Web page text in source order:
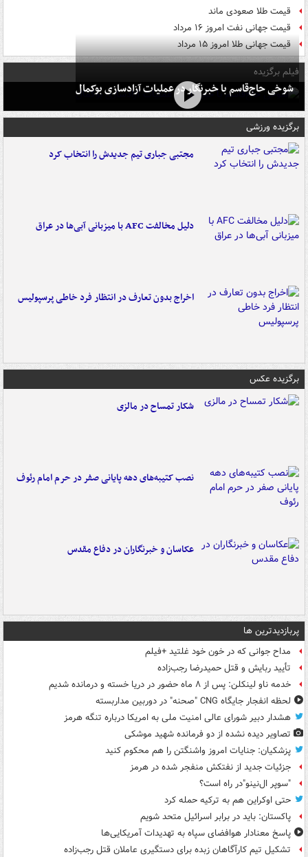
قیمت طلا صعودی ماند
قیمت جهانی نفت امروز ۱۶ مرداد
قیمت جهانی طلا امروز ۱۵ مرداد
فیلم برگزیده
شوخی حاج‌قاسم با خبرنگار در عملیات آزادسازی بوکمال
برگزیده ورزشی
مجتبی جباری تیم جدیدش را انتخاب کرد
دلیل مخالفت AFC با میزبانی آبی‌ها در عراق
اخراج بدون تعارف در انتظار فرد خاطی پرسپولیس
برگزیده عکس
شکار تمساح در مالزی
نصب کتیبه‌های دهه پایانی صفر در حرم امام رئوف
عکاسان و خبرنگاران در دفاع مقدس
پربازدیدترین ها
مداح جوانی که در خون خود غلتید +فیلم
تأیید ربایش و قتل حمیدرضا رجب‌زاده
خدمه ناو لینکلن: پس از ۸ ماه حضور در دریا خسته و درمانده‌ شدیم
لحظه انفجار جایگاه CNG "صحنه" در دوربین مداربسته
هشدار دبیر شورای عالی امنیت ملی به امریکا درباره تنگه هرمز
تصاویر دیده‌ نشده از دو فرمانده شهید موشکی
پزشکیان: جنایات امروز واشنگتن را هم محکوم کنید
جزئیات جدید از نفتکش منفجر شده در هرمز
"سوپر ال‌نینو"در راه است؟
حتی اوکراین هم به ترکیه حمله کرد
پاکستان: باید در برابر اسرائیل متحد شویم
پاسخ معنادار هوافضای سپاه به تهدیدات آمریکایی‌ها
تشکیل تیم کارآگاهان زبده برای دستگیری عاملان قتل رجب‌زاده